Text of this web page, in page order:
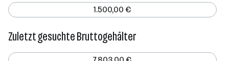
1.500,00 €
Zuletzt gesuchte Bruttogehälter